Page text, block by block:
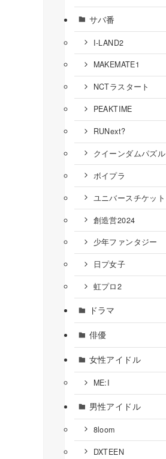
サバ番
I-LAND2
MAKEMATE1
NCTラスタート
PEAKTIME
RUNext?
クイーンダムパズル
ボイプラ
ユニバースチケット
創造営2024
少年ファンタジー
日プ女子
虹プロ2
ドラマ
俳優
女性アイドル
ME:I
男性アイドル
8loom
DXTEEN